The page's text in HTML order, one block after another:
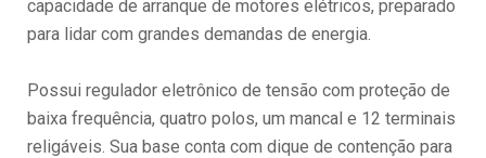
capacidade de arranque de motores elétricos, preparado
para lidar com grandes demandas de energia.
Possui regulador eletrônico de tensão com proteção de
baixa frequência, quatro polos, um mancal e 12 terminais
religáveis. Sua base conta com dique de contenção para